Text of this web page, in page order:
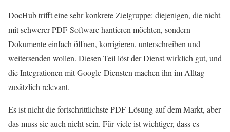
DocHub trifft eine sehr konkrete Zielgruppe: diejenigen, die nicht
mit schwerer PDF-Software hantieren möchten, sondern
Dokumente einfach öffnen, korrigieren, unterschreiben und
weitersenden wollen. Diesen Teil löst der Dienst wirklich gut, und
die Integrationen mit Google-Diensten machen ihn im Alltag
zusätzlich relevant.
Es ist nicht die fortschrittlichste PDF-Lösung auf dem Markt, aber
das muss sie auch nicht sein. Für viele ist wichtiger, dass es